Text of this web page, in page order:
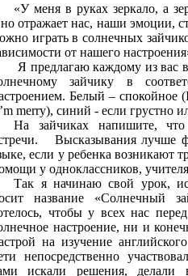
«У меня в руках зеркало, а
отражает нас, наши эмоции,
играть в солнечных
от нашего
Я предлагаю каждому из вас
зайчику в
Белый – спокойное
merry), синий - если грустно
На зайчиках напишите,
Высказывания лучше
если у ребенка возникают
у одноклассников,
Так я начинаю свой урок,
название «Солнечный
чтобы у всех нас
настроение, ни и
на изучение
непосредственно
искали решения,